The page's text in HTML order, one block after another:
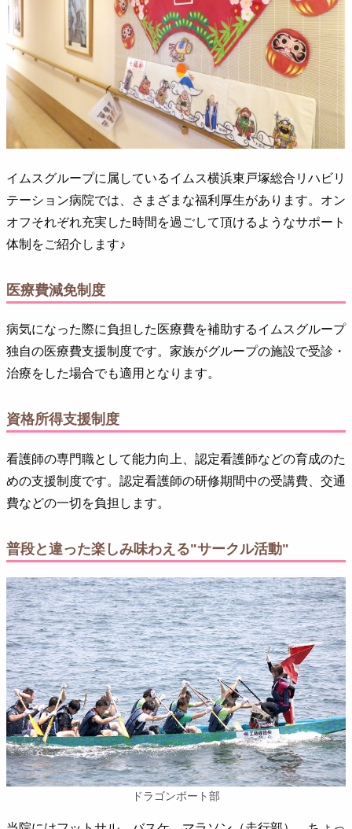
イムスグループに属しているイムス横浜東戸塚総合リハビリ
テーション病院では、さまざまな福利厚生があります。オン
オフそれぞれ充実した時間を過ごして頂けるようなサポート
体制をご紹介します♪
医療費減免制度
病気になった際に負担した医療費を補助するイムスグループ
独自の医療費支援制度です。家族がグループの施設で受診・
治療をした場合でも適用となります。
資格所得支援制度
看護師の専門職として能力向上、認定看護師などの育成のた
めの支援制度です。認定看護師の研修期間中の受講費、交通
費などの一切を負担します。
普段と違った楽しみ味わえる"サークル活動"
ドラゴンボート部